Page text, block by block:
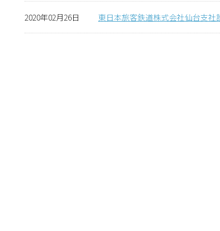
2020年02月26日 東日本旅客鉄道株式会社仙台支